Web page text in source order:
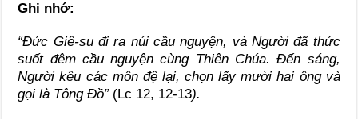
Ghi nhớ:
“Đức Giê-su đi ra núi cầu nguyện, và Người đã thức
suốt đêm cầu nguyện cùng Thiên Chúa. Đến sáng,
Người kêu các môn đệ lại, chọn lấy mười hai ông và
gọi là Tông Đồ” (Lc 12, 12-13).